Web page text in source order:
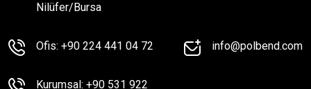
Nilüfer/Bursa
Ofis: +90 224 441 04 72
Kurumsal: +90 531 922
info@polbend.com